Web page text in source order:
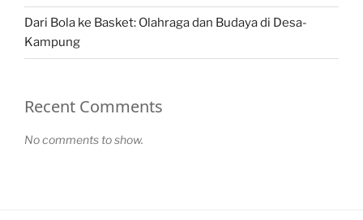
Dari Bola ke Basket: Olahraga dan Budaya di Desa-
Kampung
Recent Comments
No comments to show.